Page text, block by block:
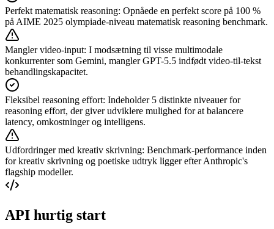
Perfekt matematisk reasoning: Opnåede en perfekt score på 100 %
på AIME 2025 olympiade-niveau matematisk reasoning benchmark.
Mangler video-input: I modsætning til visse multimodale
konkurrenter som Gemini, mangler GPT-5.5 indfødt video-til-tekst
behandlingskapacitet.
Fleksibel reasoning effort: Indeholder 5 distinkte niveauer for
reasoning effort, der giver udviklere mulighed for at balancere
latency, omkostninger og intelligens.
Udfordringer med kreativ skrivning: Benchmark-performance inden
for kreativ skrivning og poetiske udtryk ligger efter Anthropic's
flagship modeller.
API hurtig start